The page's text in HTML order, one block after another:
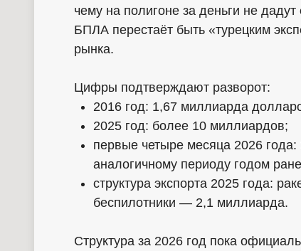
чему на полигоне за деньги не
БПЛА перестаёт быть «турецким
рынка.
Цифры подтверждают разворот:
2016 год: 1,67 миллиарда
2025 год: более 10 миллиардов;
первые четыре месяца 2026
аналогичному периоду годом
структура экспорта 2025 года:
беспилотники — 2,1 миллиарда.
Структура за 2026 год пока